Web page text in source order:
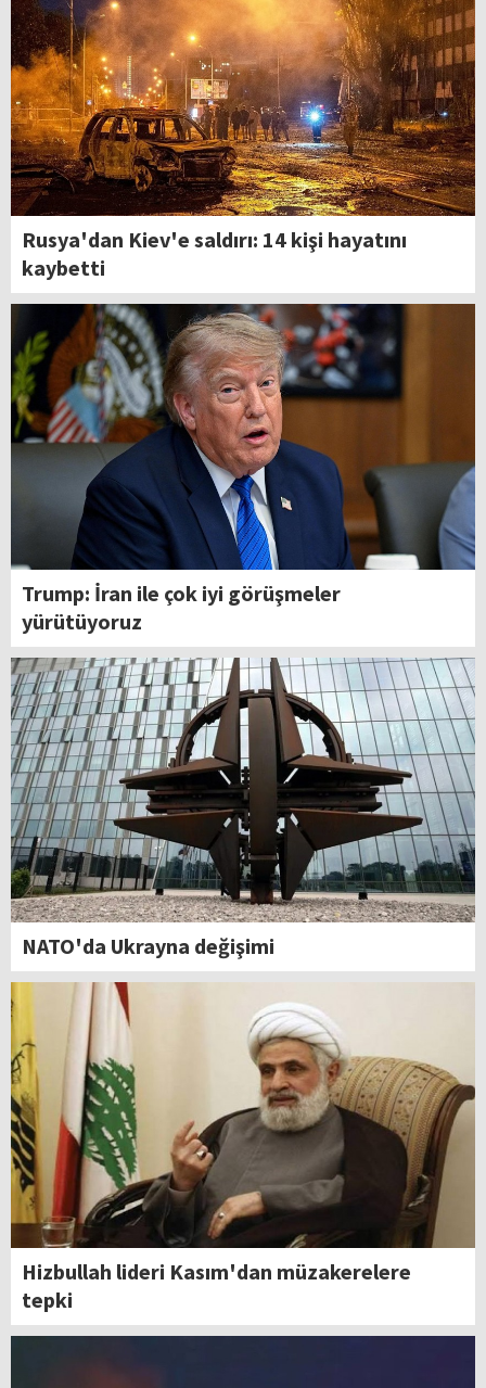
Rusya'dan Kiev'e saldırı: 14 kişi hayatını
kaybetti
Trump: İran ile çok iyi görüşmeler
yürütüyoruz
NATO'da Ukrayna değişimi
Hizbullah lideri Kasım'dan müzakerelere
tepki